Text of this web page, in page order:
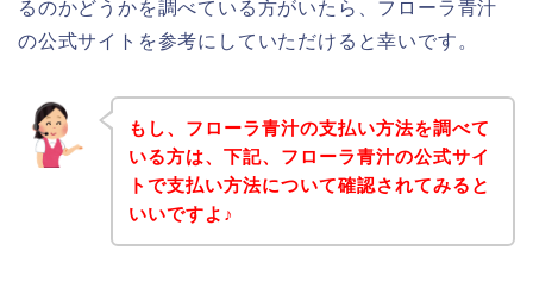
るのかどうかを調べている方がいたら、フローラ青汁
の公式サイトを参考にしていただけると幸いです。
もし、フローラ青汁の支払い方法を調べて
いる方は、下記、フローラ青汁の公式サイ
トで支払い方法について確認されてみると
いいですよ♪